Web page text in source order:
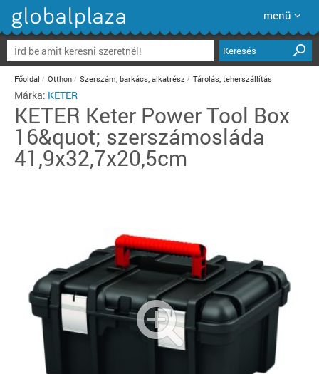
menü
Keresés
Főoldal Otthon Szerszám, barkács, alkatrész Tárolás, teherszállítás
Márka: KETER
KETER Keter Power Tool Box
16&quot; szerszámosláda
41,9x32,7x20,5cm